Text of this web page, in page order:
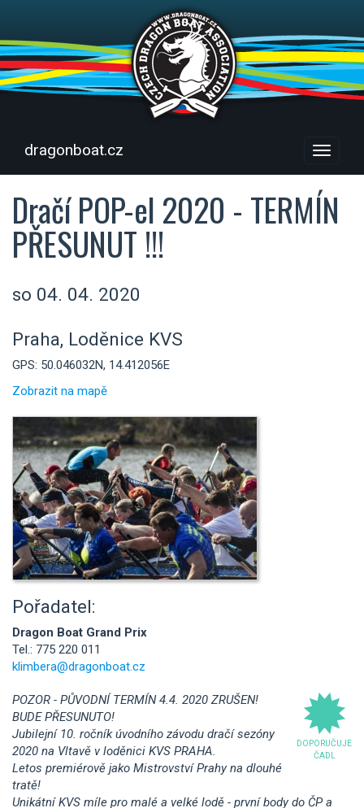
Menu
dragonboat.cz
Dračí POP-el 2020 - TERMÍN
PŘESUNUT !!!
so 04. 04. 2020
Praha, Loděnice KVS
GPS: 50.046032N, 14.412056E
Zobrazit na mapě
Pořadatel:
Dragon Boat Grand Prix
Tel.: 775 220 011
klimbera@dragonboat.cz
DOPORUČUJE
ČADL
POZOR - PŮVODNÍ TERMÍN 4.4. 2020 ZRUŠEN!
BUDE PŘESUNUTO!
Jubilejní 10. ročník úvodního závodu dračí sezóny
2020 na Vltavě v loděnici KVS PRAHA.
Letos premiérově jako Mistrovství Prahy na dlouhé
tratě!
Unikátní KVS míle pro malé a velké lodě - první body do ČP a